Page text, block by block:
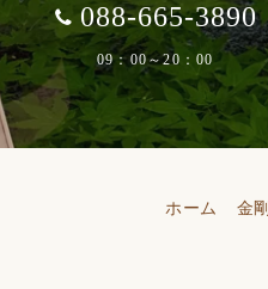
088-665-3890
09：00～20：00
ホーム 金